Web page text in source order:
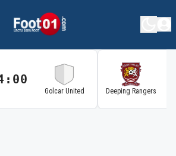
Golcar United Deeping Rangers